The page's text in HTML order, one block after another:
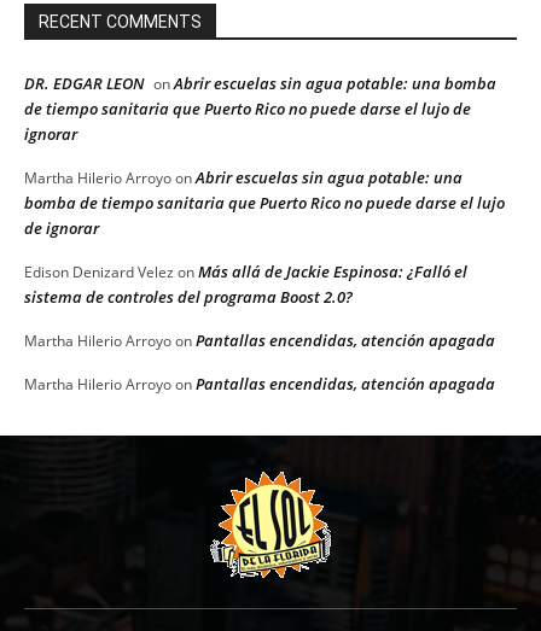
RECENT COMMENTS
DR. EDGAR LEON onAbrir escuelas sin agua potable: una bomba
de tiempo sanitaria que Puerto Rico no puede darse el lujo de
ignorar
Martha Hilerio ArroyoonAbrir escuelas sin agua potable: una
bomba de tiempo sanitaria que Puerto Rico no puede darse el lujo
de ignorar
Edison Denizard Velez onMás allá de Jackie Espinosa: ¿Falló el
sistema de controles del programa Boost 2.0?
Martha Hilerio ArroyoonPantallas encendidas, atención apagada
Martha Hilerio ArroyoonPantallas encendidas, atención apagada